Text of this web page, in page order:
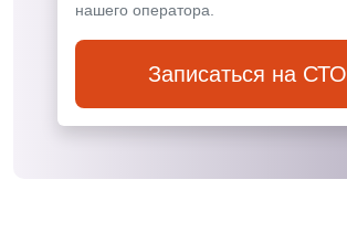
нашего оператора.
Записаться на СТО